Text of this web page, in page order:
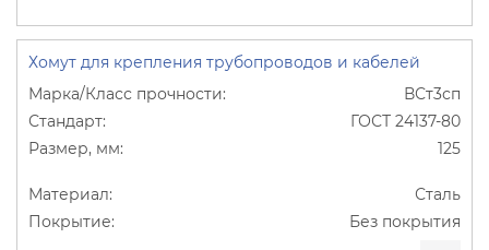
Хомут для крепления трубопроводов и кабелей
ВСт3сп
ГОСТ 24137-80
125
Сталь
Без покрытия